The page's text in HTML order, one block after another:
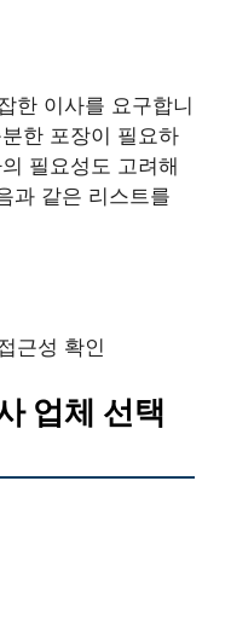
한 이사를 요구합니
한 포장이 필요하
필요성도 고려해
과 같은 리스트를
근성 확인
업체 선택